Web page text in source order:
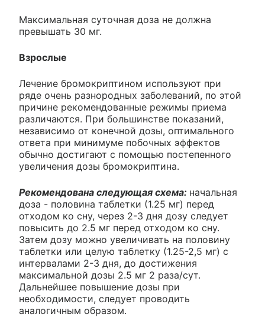
Максимальная суточная доза не должна
превышать 30 мг.
Взрослые
Лечение бромокриптином используют при
ряде очень разнородных заболеваний, по этой
причине рекомендованные режимы приема
различаются. При большинстве показаний,
независимо от конечной дозы, оптимального
ответа при минимуме побочных эффектов
обычно достигают с помощью постепенного
увеличения дозы бромокриптина.
Рекомендована следующая схема: начальная
доза - половина таблетки (1.25 мг) перед
отходом ко сну, через 2-3 дня дозу следует
повысить до 2.5 мг перед отходом ко сну.
Затем дозу можно увеличивать на половину
таблетки или целую таблетку (1.25-2,5 мг) с
интервалами 2-3 дня, до достижения
максимальной дозы 2.5 мг 2 раза/сут.
Дальнейшее повышение дозы при
необходимости, следует проводить
аналогичным образом.